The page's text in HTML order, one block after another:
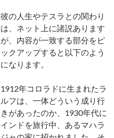
彼の人生やテスラとの関わり
は、ネット上に諸説あります
が、内容が一致する部分をピ
ックアップすると以下のよう
になります。
1912年コロラドに生まれたラ
ルフは、一体どういう成り行
きがあったのか、1930年代に
インドを旅行中、あるマハラ